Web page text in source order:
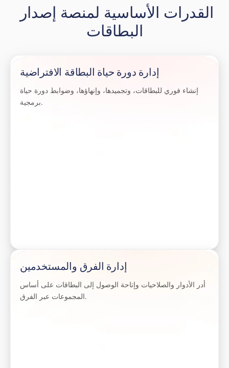
البطاقات
إدارة دورة حياة البطاقة الافتراضية
إنشاء فوري للبطاقات، وتجميدها، وإنهاؤها، وضوابط دورة حياة
برمجية.
إدارة الفرق والمستخدمين
أدر الأدوار والصلاحيات وإتاحة الوصول إلى البطاقات على أساس
المجموعات عبر الفرق.